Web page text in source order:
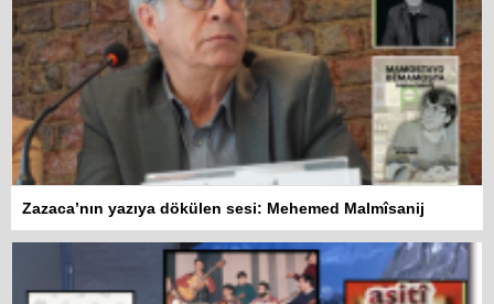
Zazaca’nın yazıya dökülen sesi: Mehemed Malmîsanij